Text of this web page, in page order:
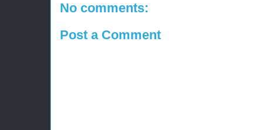
No comments:
Post a Comment